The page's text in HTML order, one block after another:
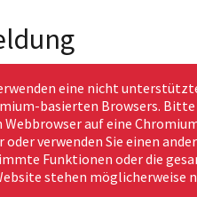
eine nicht
basierten Browsers.
Webbrowser auf eine
oder verwenden Sie einen
Funktionen oder die
stehen möglicherweise